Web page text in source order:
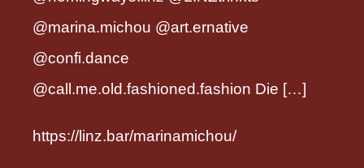
@marina.michou @art.ernative
@confi.dance
@call.me.old.fashioned.fashion Die […]
https://linz.bar/marinamichou/